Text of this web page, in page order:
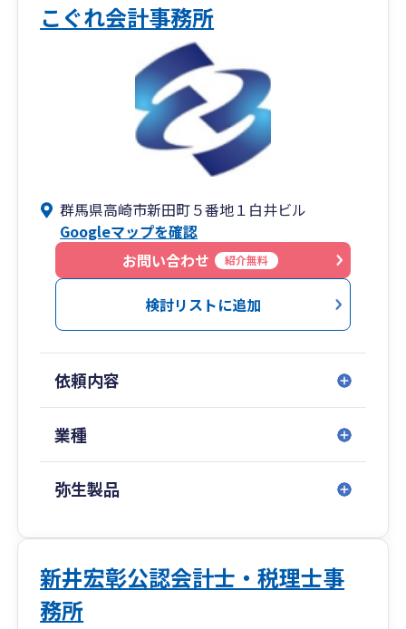
こぐれ会計事務所
群馬県高崎市新田町５番地１白井ビル
Googleマップを確認
お問い合わせ
紹介無料
検討リストに追加
依頼内容
業種
弥生製品
新井宏彰公認会計士・税理士事
務所